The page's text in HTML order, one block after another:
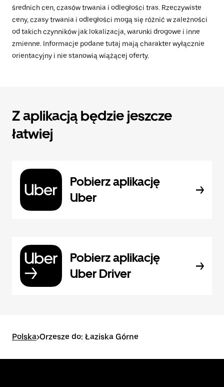
średnich cen, czasów trwania i odległości tras. Rzeczywiste
ceny, czasy trwania i odległości mogą się różnić w zależności
od takich czynników jak lokalizacja, warunki drogowe i inne
zmienne. Informacje podane tutaj mają charakter wyłącznie
orientacyjny i nie stanowią wiążącej oferty.
Z aplikacją będzie jeszcze
łatwiej
Pobierz aplikację
Uber
Pobierz aplikację
Uber Driver
Polska>Orzesze do: Łaziska Górne